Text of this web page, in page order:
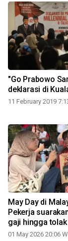
"Go Prabowo
deklarasi di
11 February 2019
May Day di
Pekerja
gaji hingga
01 May 2026 20:06